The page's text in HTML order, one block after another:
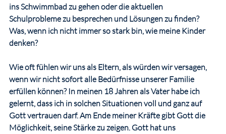
ins Schwimmbad zu gehen oder die aktuellen
Schulprobleme zu besprechen und Lösungen zu finden?
Was, wenn ich nicht immer so stark bin, wie meine Kinder
denken?
Wie oft fühlen wir uns als Eltern, als würden wir versagen,
wenn wir nicht sofort alle Bedürfnisse unserer Familie
erfüllen können? In meinen 18 Jahren als Vater habe ich
gelernt, dass ich in solchen Situationen voll und ganz auf
Gott vertrauen darf. Am Ende meiner Kräfte gibt Gott die
Möglichkeit, seine Stärke zu zeigen. Gott hat uns